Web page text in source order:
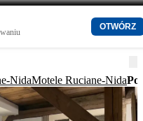
OTWÓRZ
NidaMotele Ruciane-Nida